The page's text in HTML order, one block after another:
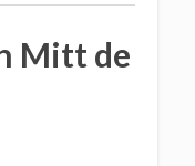
Mitt de